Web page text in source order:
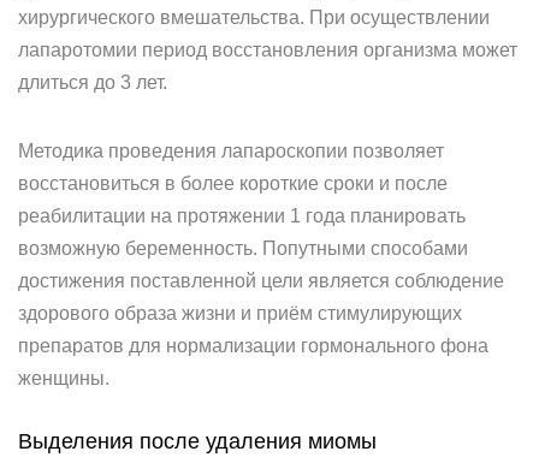
хирургического вмешательства. При осуществлении
лапаротомии период восстановления организма может
длиться до 3 лет.
Методика проведения лапароскопии позволяет
восстановиться в более короткие сроки и после
реабилитации на протяжении 1 года планировать
возможную беременность. Попутными способами
достижения поставленной цели является соблюдение
здорового образа жизни и приём стимулирующих
препаратов для нормализации гормонального фона
женщины.
Выделения после удаления миомы